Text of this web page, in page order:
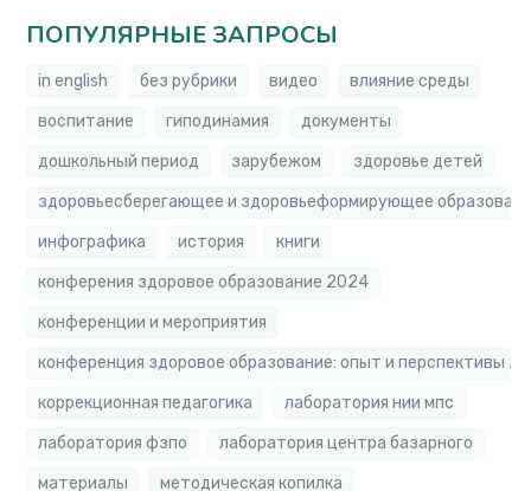
ПОПУЛЯРНЫЕ ЗАПРОСЫ
in english без рубрики видео
влияние среды
воспитание
гиподинамия
документы
дошкольный период
зарубежом
здоровье детей
здоровьесберегающее и здоровьеформирующее
инфографика
история
книги
конферения здоровое образование 2024
конференции и мероприятия
конференция здоровое образование: опыт и перспективы
коррекционная педагогика
лаборатория нии мпс
лаборатория фзпо
лаборатория центра базарного
материалы
методическая копилка